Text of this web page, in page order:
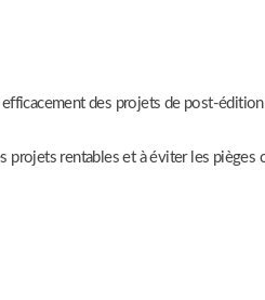
des projets de post-
projets rentables et à éviter les pièges